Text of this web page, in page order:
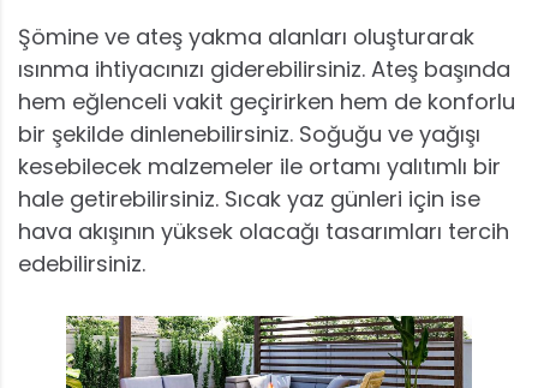
Şömine ve ateş yakma alanları oluşturarak
ısınma ihtiyacınızı giderebilirsiniz. Ateş başında
hem eğlenceli vakit geçirirken hem de konforlu
bir şekilde dinlenebilirsiniz. Soğuğu ve yağışı
kesebilecek malzemeler ile ortamı yalıtımlı bir
hale getirebilirsiniz. Sıcak yaz günleri için ise
hava akışının yüksek olacağı tasarımları tercih
edebilirsiniz.